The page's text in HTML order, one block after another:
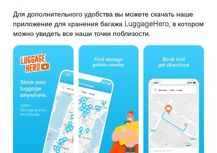
Для дополнительного удобства вы можете скачать наше
приложение для хранения багажа LuggageHero, в котором
можно увидеть все наши точки поблизости.